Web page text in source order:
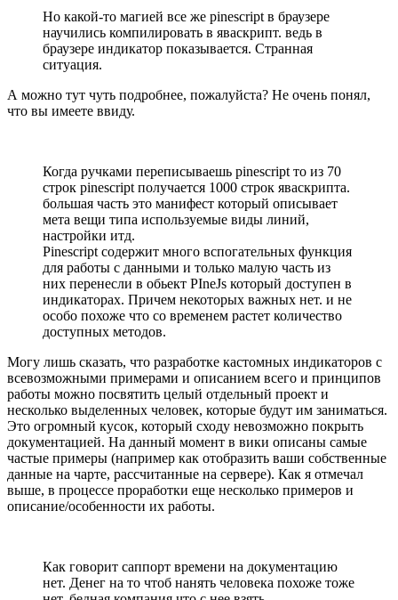
Но какой-то магией все же pinescript в браузере
научились компилировать в яваскрипт. ведь в
браузере индикатор показывается. Странная
ситуация.
А можно тут чуть подробнее, пожалуйста? Не очень понял,
что вы имеете ввиду.
Когда ручками переписываешь pinescript то из 70
строк pinescript получается 1000 строк яваскрипта.
большая часть это манифест который описывает
мета вещи типа используемые виды линий,
настройки итд.
Pinescript содержит много вспогательных функция
для работы с данными и только малую часть из
них перенесли в обьект PIneJs который доступен в
индикаторах. Причем некоторых важных нет. и не
особо похоже что со временем растет количество
доступных методов.
Могу лишь сказать, что разработке кастомных индикаторов с
всевозможными примерами и описанием всего и принципов
работы можно посвятить целый отдельный проект и
несколько выделенных человек, которые будут им заниматься.
Это огромный кусок, который сходу невозможно покрыть
документацией. На данный момент в вики описаны самые
частые примеры (например как отобразить ваши собственные
данные на чарте, рассчитанные на сервере). Как я отмечал
выше, в процессе проработки еще несколько примеров и
описание/особенности их работы.
Как говорит саппорт времени на документацию
нет. Денег на то чтоб нанять человека похоже тоже